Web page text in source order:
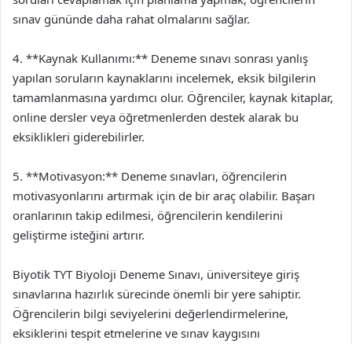
sınav gününde daha rahat olmalarını sağlar.
4. **Kaynak Kullanımı:** Deneme sınavı sonrası yanlış
yapılan soruların kaynaklarını incelemek, eksik bilgilerin
tamamlanmasına yardımcı olur. Öğrenciler, kaynak kitaplar,
online dersler veya öğretmenlerden destek alarak bu
eksiklikleri giderebilirler.
5. **Motivasyon:** Deneme sınavları, öğrencilerin
motivasyonlarını artırmak için de bir araç olabilir. Başarı
oranlarının takip edilmesi, öğrencilerin kendilerini
geliştirme isteğini artırır.
Biyotik TYT Biyoloji Deneme Sınavı, üniversiteye giriş
sınavlarına hazırlık sürecinde önemli bir yere sahiptir.
Öğrencilerin bilgi seviyelerini değerlendirmelerine,
eksiklerini tespit etmelerine ve sınav kaygısını